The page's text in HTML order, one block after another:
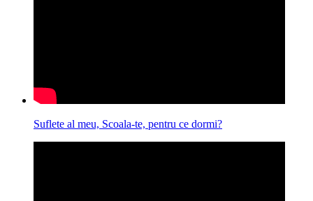
Suflete al meu, Scoala-te, pentru ce dormi?